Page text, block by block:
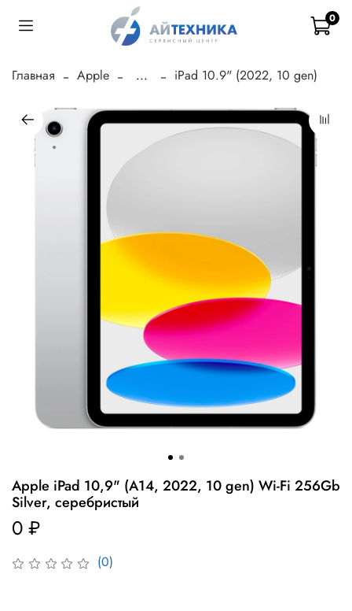
0
Главная Apple ... iPad 10.9" (2022, 10 gen)
(0)
Apple iPad 10,9" (A14, 2022, 10 gen) Wi-Fi 256Gb
Silver, серебристый
0 ₽